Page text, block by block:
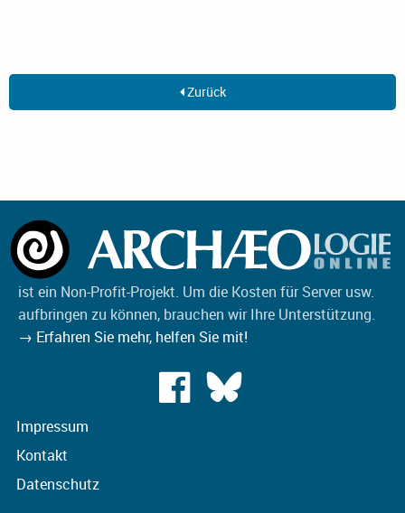
Zurück
ist ein Non-Profit-Projekt. Um die Kosten für Server usw.
aufbringen zu können, brauchen wir Ihre Unterstützung.
→ Erfahren Sie mehr, helfen Sie mit!
Impressum
Kontakt
Datenschutz